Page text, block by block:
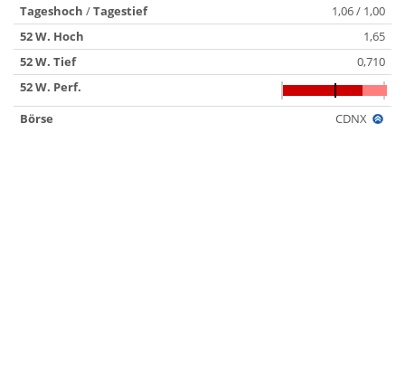
Tageshoch /Tagestief
1,06 / 1,00
52 W. Hoch
1,65
52 W. Tief
0,710
52 W. Perf.
Börse
CDNX